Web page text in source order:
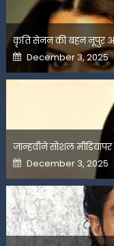
कृति सेनन की बहन नूपुर
Posted
on
December 3, 2025
जान्हवीने सोशल
Posted
on
December 3, 2025